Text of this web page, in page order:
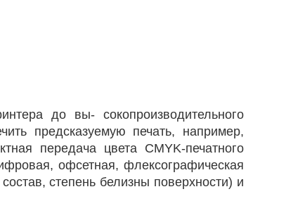
до вы- сокопроизводительного
предсказуемую печать, например,
передача цвета CMYK-печатного
офсетная, флексографическая
степень белизны поверхности) и